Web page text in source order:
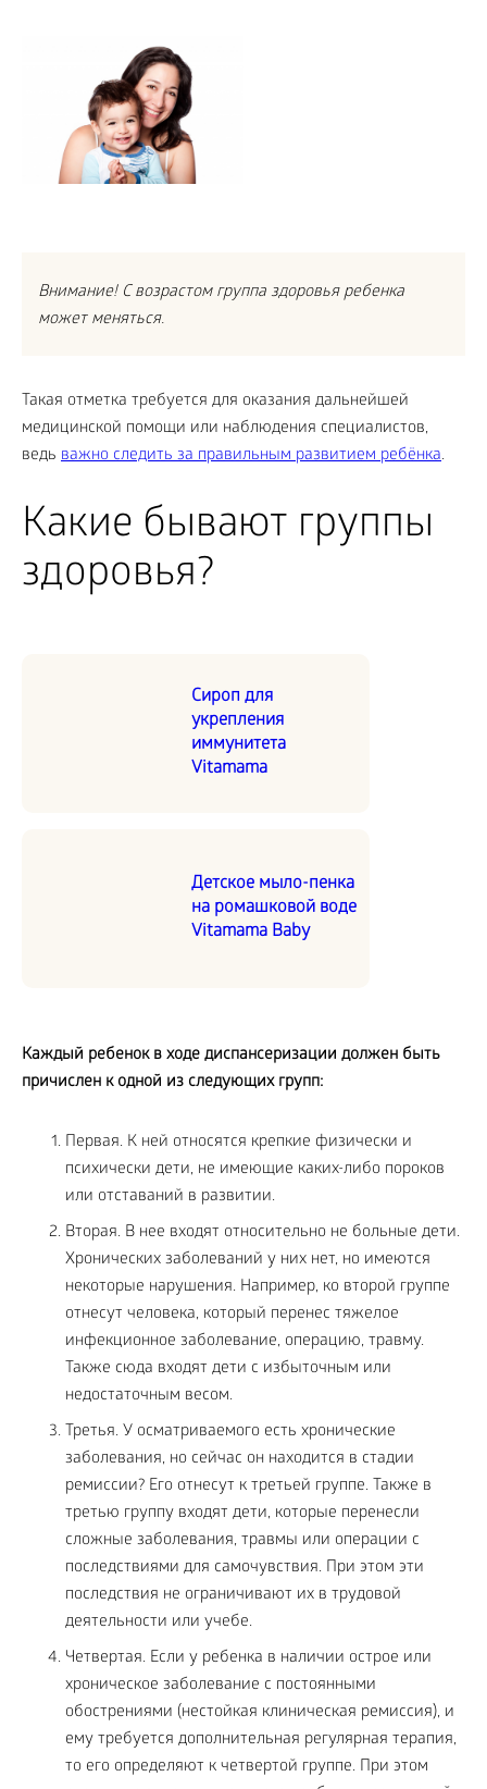
Внимание! С возрастом группа здоровья ребенка
может меняться.
Такая отметка требуется для оказания дальнейшей
медицинской помощи или наблюдения специалистов,
ведь важно следить за правильным развитием ребёнка.
Какие бывают группы
здоровья?
Сироп для
укрепления
иммунитета
Vitamama
Детское мыло-пенка
на ромашковой воде
Vitamama Baby
Каждый ребенок в ходе диспансеризации должен быть
причислен к одной из следующих групп:
Первая. К ней относятся крепкие физически и
психически дети, не имеющие каких-либо пороков
или отставаний в развитии.
Вторая. В нее входят относительно не больные дети.
Хронических заболеваний у них нет, но имеются
некоторые нарушения. Например, ко второй группе
отнесут человека, который перенес тяжелое
инфекционное заболевание, операцию, травму.
Также сюда входят дети с избыточным или
недостаточным весом.
Третья. У осматриваемого есть хронические
заболевания, но сейчас он находится в стадии
ремиссии? Его отнесут к третьей группе. Также в
третью группу входят дети, которые перенесли
сложные заболевания, травмы или операции с
последствиями для самочувствия. При этом эти
последствия не ограничивают их в трудовой
деятельности или учебе.
Четвертая. Если у ребенка в наличии острое или
хроническое заболевание с постоянными
обострениями (нестойкая клиническая ремиссия), и
ему требуется дополнительная регулярная терапия,
то его определяют к четвертой группе. При этом